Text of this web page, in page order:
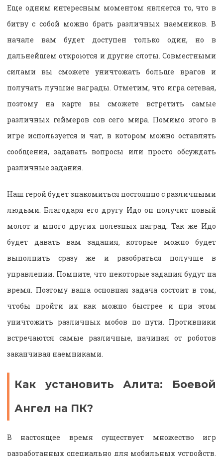
Еще одним интересным моментом является то, что в
битву с собой можно брать различных наемников. В
начале вам будет доступен только один, но в
дальнейшем откроются и другие слоты. Совместными
силами вы сможете уничтожать больше врагов и
получать лучшие награды. Отметим, что игра сетевая,
поэтому на карте вы сможете встретить самые
различных геймеров сов сего мира. Помимо этого в
игре используется и чат, в котором можно оставлять
сообщения, задавать вопросы или просто обсуждать
различные задания.
Наш герой будет знакомиться постоянно с различными
людьми. Благодаря его другу Идо он получит новый
молот и много других полезных наград. Так же Идо
будет давать вам задания, которые можно будет
выполнить сразу же и разобраться получше в
управлении. Помните, что некоторые задания будут на
время. Поэтому ваша основная задача состоит в том,
чтобы пройти их как можно быстрее и при этом
уничтожить различных мобов по пути. Противники
встречаются самые различные, начиная от роботов
заканчивая наемниками.
Как установить Алита: Боевой
Ангел на ПК?
В настоящее время существует множество игр
разработанных специально для мобильных устройств.